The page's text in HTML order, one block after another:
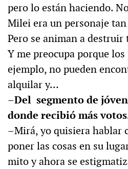
pero lo están haciendo.
Milei era un personaje
Pero se animan a destruir
Y me preocupa porque
ejemplo, no pueden
alquilar y…
–Del segmento de
donde recibió más
–Mirá, yo quisiera hablar
poner las cosas en su
mito y ahora se